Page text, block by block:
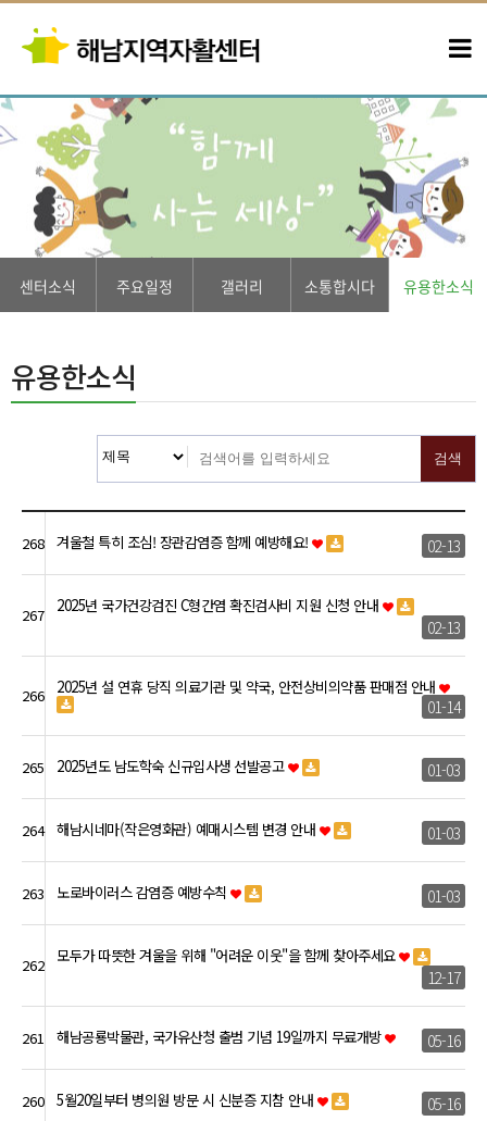
센터소식 주요일정 갤러리 소통합시다 유용한소식
유용한소식
검색
268 겨울철 특히 조심! 장관감염증 함께 예방해요! 02-13
267 2025년 국가건강검진 C형간염 확진검사비 지원 신청 안내
02-13
266 2025년 설 연휴 당직 의료기관 및 약국, 안전상비의약품 판매점 안내
01-14
265 2025년도 남도학숙 신규입사생 선발공고 01-03
264 해남시네마(작은영화관) 예매시스템 변경 안내 01-03
263 노로바이러스 감염증 예방수칙 01-03
262 모두가 따뜻한 겨울을 위해 "어려운 이웃"을 함께 찾아주세요
12-17
261 해남공룡박물관, 국가유산청 출범 기념 19일까지 무료개방 05-16
260 5월20일부터 병의원 방문 시 신분증 지참 안내 05-16